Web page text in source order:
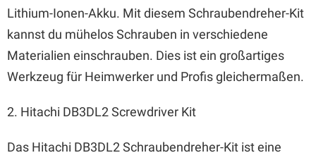
Lithium-Ionen-Akku. Mit diesem Schraubendreher-Kit
kannst du mühelos Schrauben in verschiedene
Materialien einschrauben. Dies ist ein großartiges
Werkzeug für Heimwerker und Profis gleichermaßen.
2. Hitachi DB3DL2 Screwdriver Kit
Das Hitachi DB3DL2 Schraubendreher-Kit ist eine